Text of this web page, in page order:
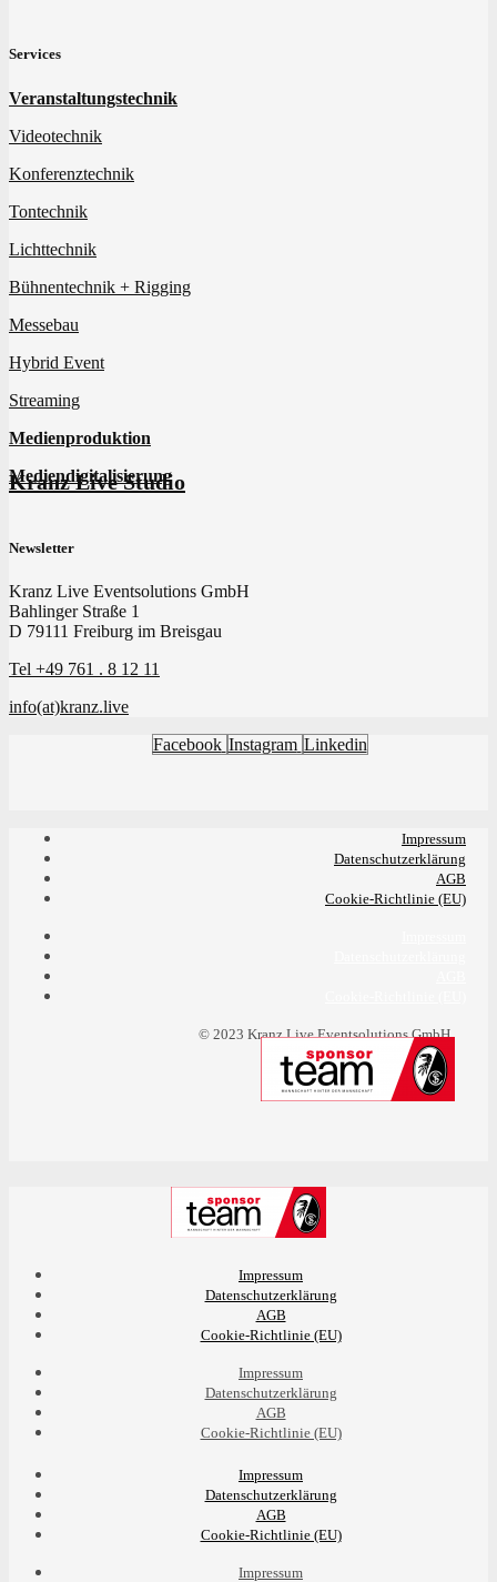
Services
Veranstaltungstechnik
Videotechnik
Konferenztechnik
Tontechnik
Lichttechnik
Bühnentechnik + Rigging
Messebau
Hybrid Event
Streaming
Medienproduktion
Mediendigitalisierung
Kranz Live Studio
Newsletter
Kranz Live Eventsolutions GmbH
Bahlinger Straße 1
D 79111 Freiburg im Breisgau
Tel +49 761 . 8 12 11
info(at)kranz.live
Facebook Instagram Linkedin
Impressum
Datenschutzerklärung
AGB
Cookie-Richtlinie (EU)
© 2023 Kranz Live Eventsolutions GmbH
Impressum
Datenschutzerklärung
AGB
Cookie-Richtlinie (EU)
Impressum
Datenschutzerklärung
AGB
Cookie-Richtlinie (EU)
Impressum
Datenschutzerklärung
AGB
Cookie-Richtlinie (EU)
Impressum